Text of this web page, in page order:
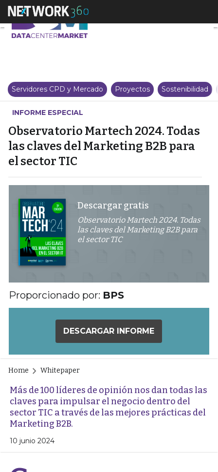
Observatorio Martech 2024.
Servidores CPD y Mercado Proyectos Sostenibilidad
INFORME ESPECIAL
Observatorio Martech 2024. Todas
las claves del Marketing B2B para
el sector TIC
Descargar gratis
Observatorio Martech 2024. Todas
las claves del Marketing B2B para
el sector TIC
Proporcionado por: BPS
DESCARGAR INFORME
Home Whitepaper
Más de 100 líderes de opinión nos dan todas las
claves para impulsar el negocio dentro del
sector TIC a través de las mejores prácticas del
Marketing B2B.
10 junio 2024